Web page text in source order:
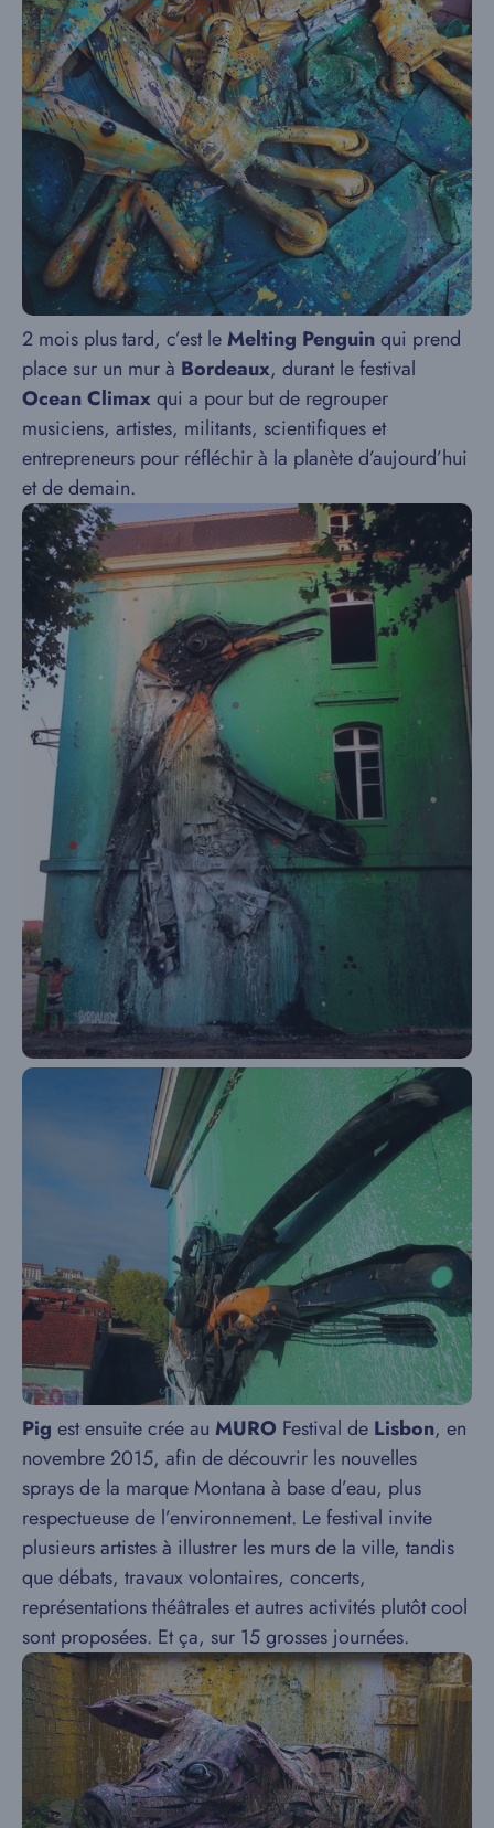
2 mois plus tard, c’est leMelting Penguinqui prend
place sur un mur à Bordeaux, durant le festival
Ocean Climax qui a pour but de regrouper
musiciens, artistes, militants, scientifiques et
entrepreneurs pour réfléchir à la planète d’aujourd’hui
et de demain.
Pig est ensuite crée au MURO Festival de Lisbon, en
novembre 2015, afin de découvrir les nouvelles
sprays de la marque Montana à base d’eau, plus
respectueuse de l’environnement. Le festival invite
plusieurs artistes à illustrer les murs de la ville, tandis
que débats, travaux volontaires, concerts,
représentations théâtrales et autres activités plutôt cool
sont proposées. Et ça, sur 15 grosses journées.